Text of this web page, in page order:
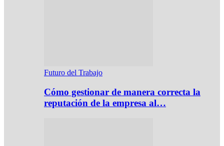
Futuro del Trabajo
Cómo gestionar de manera correcta la
reputación de la empresa al…